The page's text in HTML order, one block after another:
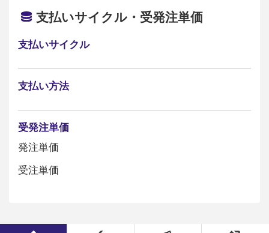
支払いサイクル・受発注単価
支払いサイクル
支払い方法
受発注単価
発注単価
受注単価